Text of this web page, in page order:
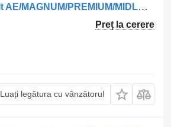
Sisteme de încălzire 5010270900 pentru cap tractor Renault AE/MAGNUM/PREMIUM/MIDLUM/MAJOR/MIDDLE/KERAX
Preț la cerere
Luați legătura cu vânzătorul